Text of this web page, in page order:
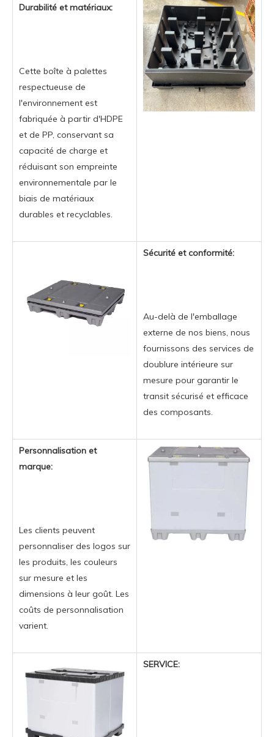
Durabilité et matériaux:
Cette boîte à palettes
respectueuse de
l'environnement est
fabriquée à partir d'HDPE
et de PP, conservant sa
capacité de charge et
réduisant son empreinte
environnementale par le
biais de matériaux
durables et recyclables.
Sécurité et conformité:
Au-delà de l'emballage
externe de nos biens, nous
fournissons des services de
doublure intérieure sur
mesure pour garantir le
transit sécurisé et efficace
des composants.
Personnalisation et
marque:
Les clients peuvent
personnaliser des logos sur
les produits, les couleurs
sur mesure et les
dimensions à leur goût. Les
coûts de personnalisation
varient.
SERVICE: